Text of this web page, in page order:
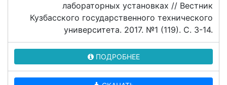
лабораторных установках // Вестник
Кузбасского государственного технического
университета. 2017. №1 (119). C. 3-14.
ПОДРОБНЕЕ